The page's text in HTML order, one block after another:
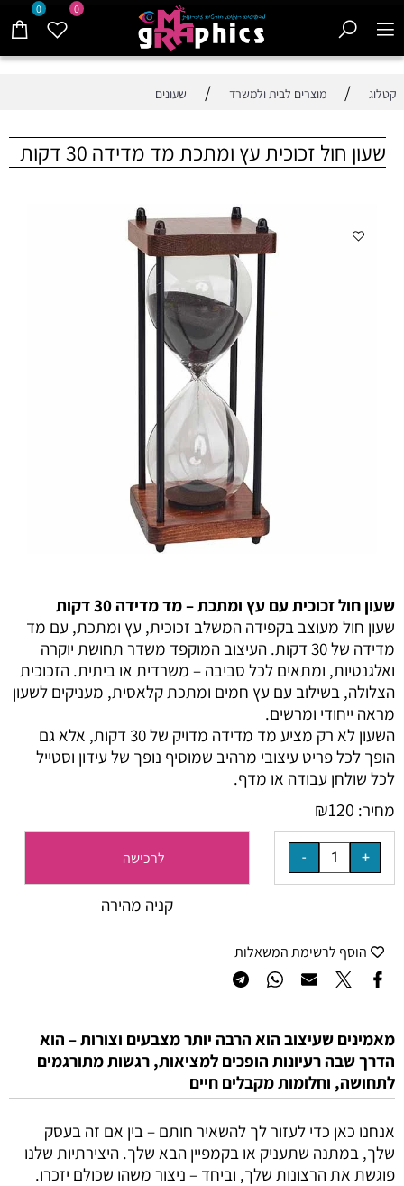
0 0
קטלוג / מוצרים לבית ולמשרד / שעונים
שעון חול זכוכית עץ ומתכת מד מדידה 30 דקות
שעון חול זכוכית עם עץ ומתכת – מד מדידה 30 דקות
שעון חול מעוצב בקפידה המשלב זכוכית, עץ ומתכת, עם מד
מדידה של 30 דקות. העיצוב המוקפד משדר תחושת יוקרה
ואלגנטיות, ומתאים לכל סביבה – משרדית או ביתית. הזכוכית
הצלולה, בשילוב עם עץ חמים ומתכת קלאסית, מעניקים לשעון
מראה ייחודי ומרשים.
השעון לא רק מציע מד מדידה מדויק של 30 דקות, אלא גם
הופך לכל פריט עיצובי מרהיב שמוסיף נופך של עידון וסטייל
לכל שולחן עבודה או מדף.
מחיר:
₪120
לרכישה
קניה מהירה
הוסף לרשימת המשאלות
מאמינים שעיצוב הוא הרבה יותר מצבעים וצורות – הוא
הדרך שבה רעיונות הופכים למציאות, רגשות מתורגמים
לתחושה, וחלומות מקבלים חיים
אנחנו כאן כדי לעזור לך להשאיר חותם – בין אם זה בעסק
שלך, במתנה שתעניק או בקמפיין הבא שלך. היצירתיות שלנו
פוגשת את הרצונות שלך, וביחד – ניצור משהו שכולם יזכרו.